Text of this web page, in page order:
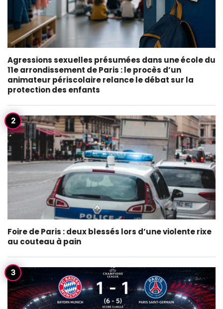
Agressions sexuelles présumées dans une école du
11e arrondissement de Paris : le procès d’un
animateur périscolaire relance le débat sur la
protection des enfants
Foire de Paris : deux blessés lors d’une violente rixe
au couteau à pain